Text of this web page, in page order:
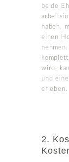
beide
haben,
einen
wird,
und
erleben.
2.